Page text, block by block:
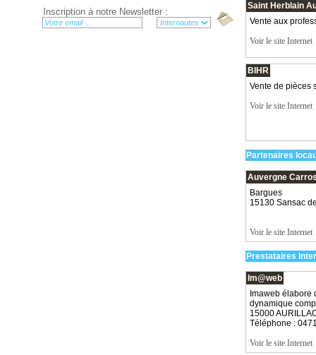
Inscription à notre Newsletter :
Saint Herblain
Vente aux
Voir le site Internet
BIHR
Vente de pièces
Voir le site Internet
Partenaires
Auvergne
Bargues
15130 Sansac
Voir le site Internet
Prestataires
Im@web
Imaweb élabore
dynamique
15000
Téléphone :
Voir le site Internet